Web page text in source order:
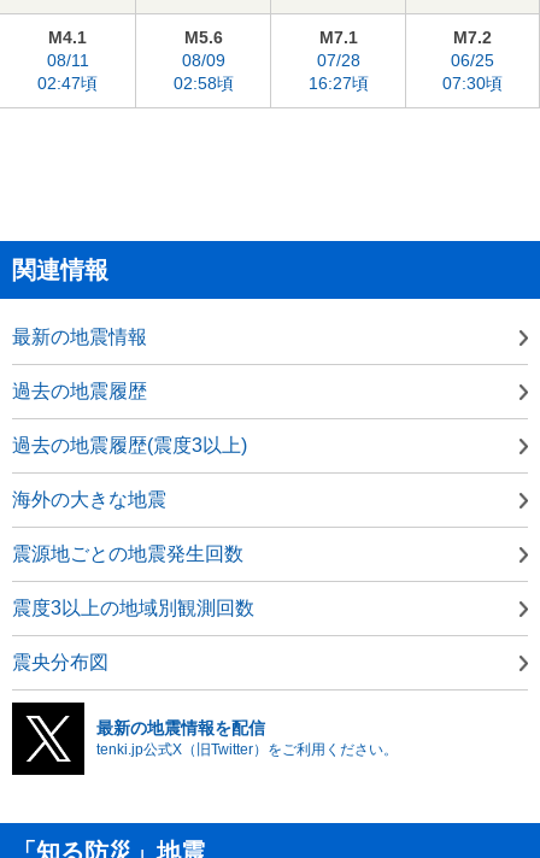
M4.1
08/11
02:47頃
M5.6
08/09
02:58頃
M7.1
07/28
16:27頃
M7.2
06/25
07:30頃
関連情報
最新の地震情報
過去の地震履歴
過去の地震履歴(震度3以上)
海外の大きな地震
震源地ごとの地震発生回数
震度3以上の地域別観測回数
震央分布図
最新の地震情報を配信
tenki.jp公式X（旧Twitter）をご利用ください。
「知る防災」地震